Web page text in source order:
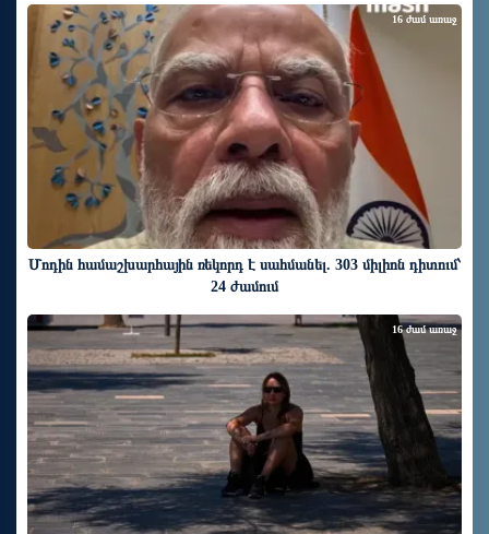
Մոդին համաշխարհային ռեկորդ է սահմանել. 303 միլիոն դիտում՝
24 ժամում
16 ժամ առաջ
16 ժամ առաջ